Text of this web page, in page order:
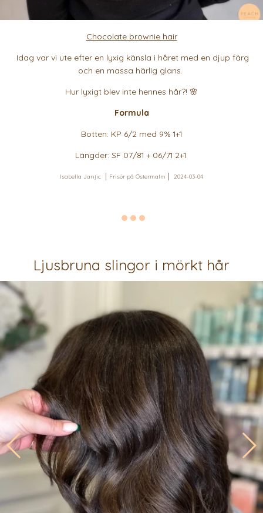
Chocolate brownie hair
Idag var vi ute efter en lyxig känsla i håret med en djup färg
och en massa härlig glans.
Hur lyxigt blev inte hennes hår?! 🌸
Formula
Botten: KP 6/2 med 9% 1+1
Längder: SF 07/81 + 06/71 2+1
Isabella Janjic Frisör på Östermalm 2024-03-04
Ljusbruna slingor i mörkt hår